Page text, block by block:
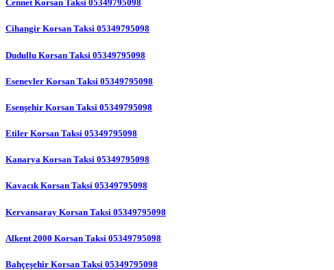
Cennet Korsan Taksi 05349795098
Cihangir Korsan Taksi 05349795098
Dudullu Korsan Taksi 05349795098
Esenevler Korsan Taksi 05349795098
Esenşehir Korsan Taksi 05349795098
Etiler Korsan Taksi 05349795098
Kanarya Korsan Taksi 05349795098
Kavacık Korsan Taksi 05349795098
Kervansaray Korsan Taksi 05349795098
Alkent 2000 Korsan Taksi 05349795098
Bahçeşehir Korsan Taksi 05349795098